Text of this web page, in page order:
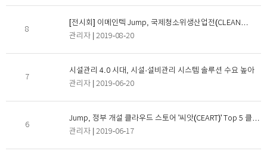
8
[전시회] 이메인텍 Jump, 국제청소위생산업전(CLEAN
KOREA 2019)에 참가합니다.
관리자| 2019-08-20
7
시설관리 4.0 시대, 시설·설비관리 시스템 솔루션 수요 높아
관리자| 2019-06-20
6
Jump, 정부 개설 클라우드 스토어 '씨앗(CEART)' Top 5 클라
우드 서비스 선정!
관리자| 2019-06-17